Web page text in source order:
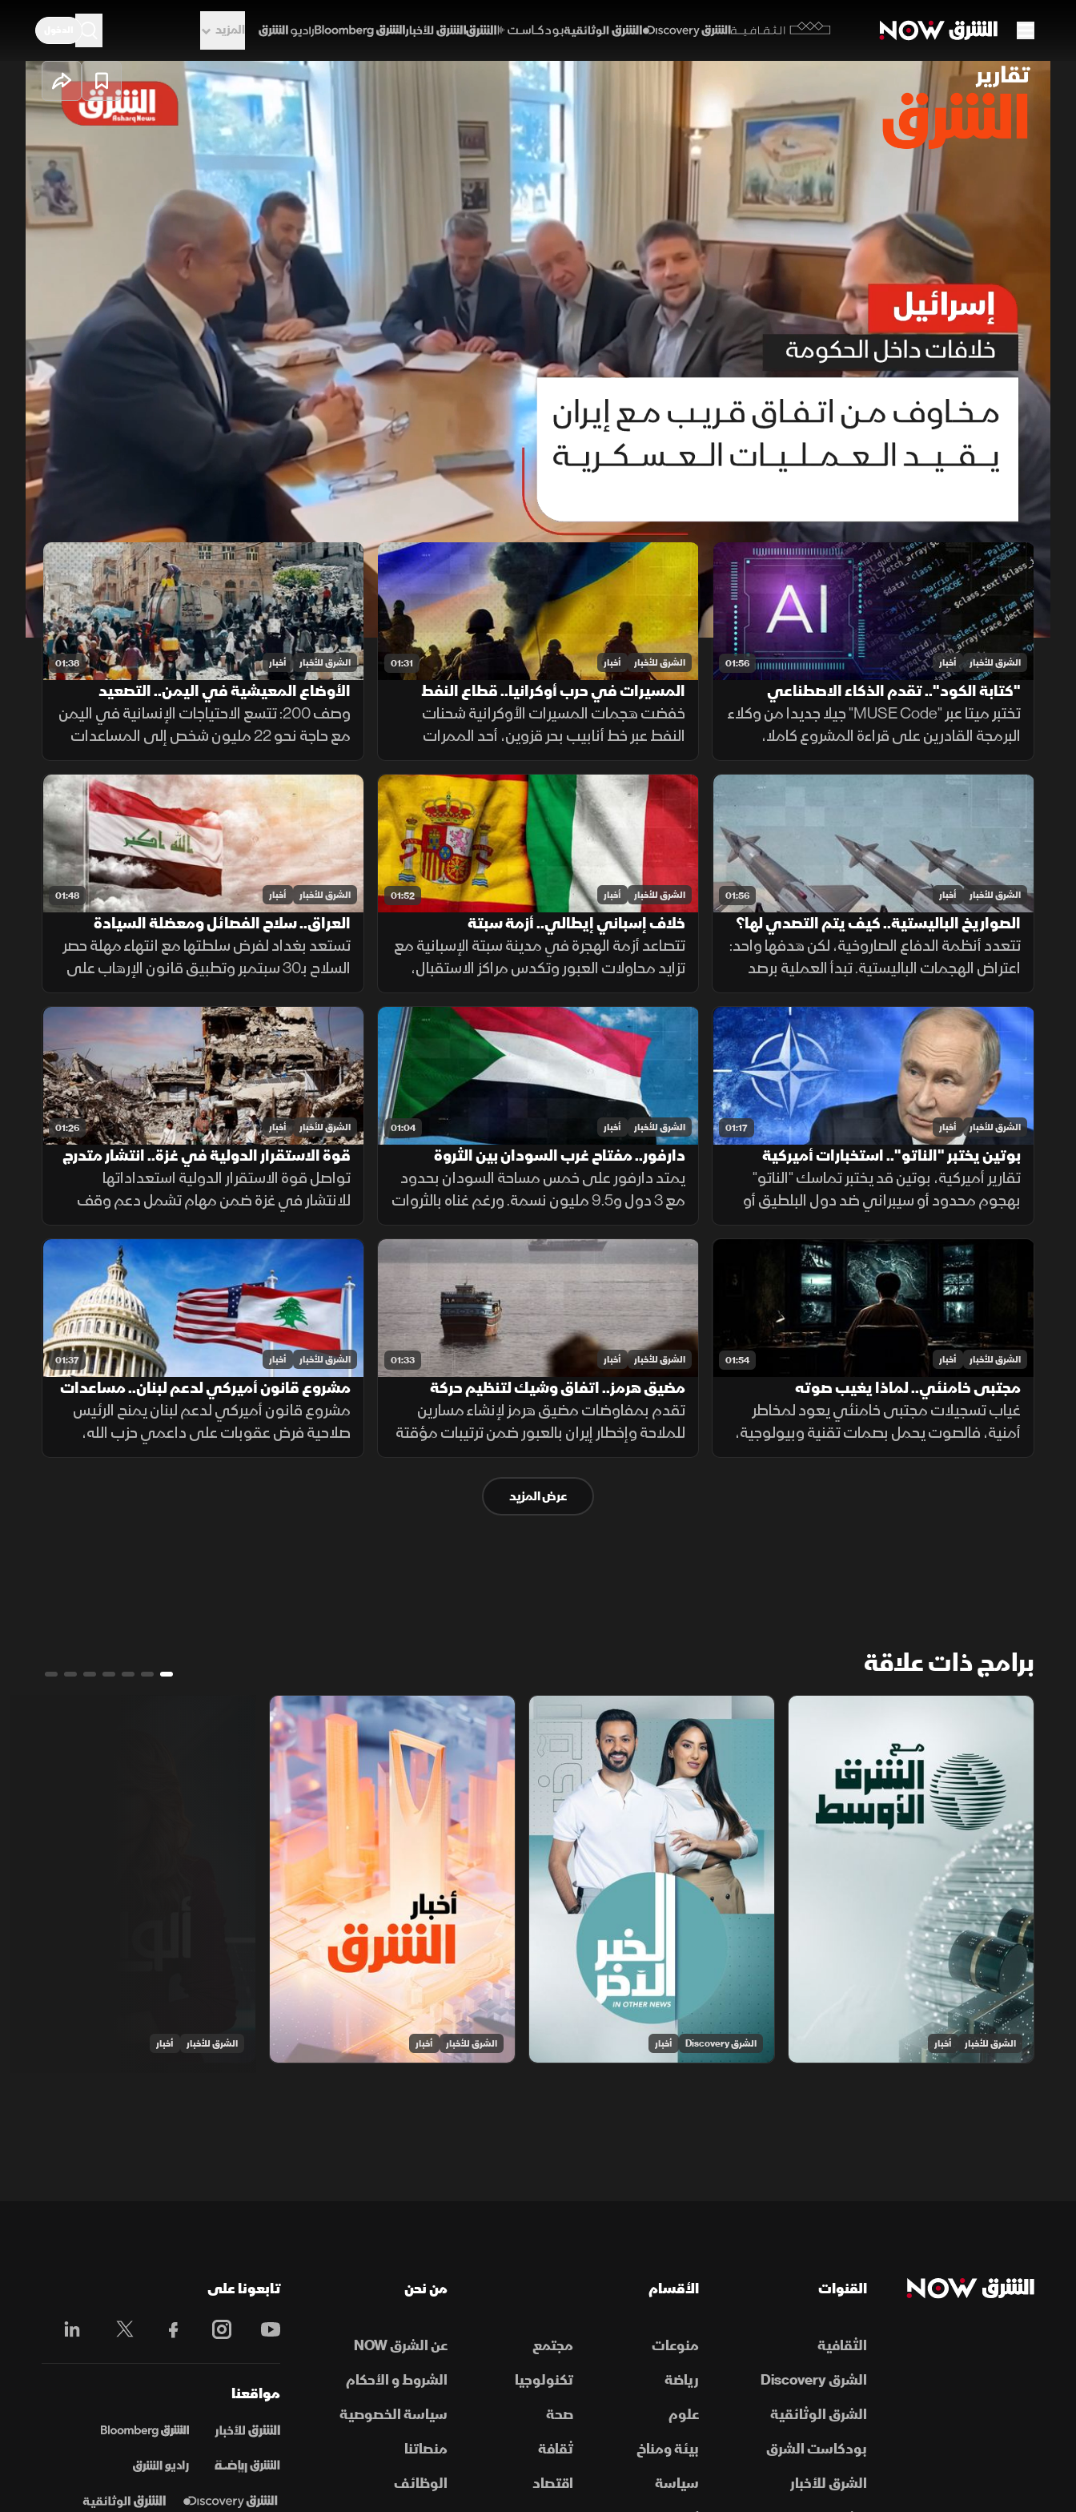
الثقافية
المزيد
00:12/01:33 1x auto
إسرائيل.. خلافات داخل الحكومة
26 مايو 2026 01:33
تقارير الشرق
تتصاعد الخلافات داخل الحكومة الإسرائيلية حول التعامل مع حزب الله، وسط مخاوف من اتفاق أميركي إيراني
قد يحد من العمليات العسكرية في جنوب لبنان. وبين دعوات لتوسيع الحرب واحتلال مناطق حتى نهر الزهراني،
وسجالات داخل المجلس الأمني بشأن الرد على هجمات الحزب، يطالب الجيش الإسرائيلي بهامش عملياتي
أوسع.
برامج الشرق الإخبارية (ملحق) تقارير الشرق لبنان إسرائيل حزب الله
حلقات الموسم 2026
01:56 الشرق للأخبار أخبار
"كتابة الكود".. تقدم الذكاء الاصطناعي
تختبر ميتا عبر "MUSE Code" جيلا جديدا من وكلاء
البرمجة القادرين على قراءة المشروع كاملا،
وتقسيم المهام وتشغيل الأدوات والاختبارات،
مع تنفيذ عدة عمليات بالتوازي.
01:31 الشرق للأخبار أخبار
المسيرات في حرب أوكرانيا.. قطاع النفط
يتأثر بسبب الهجمات
خفضت هجمات المسيرات الأوكرانية شحنات
النفط عبر خط أنابيب بحر قزوين، أحد الممرات
الرئيسية لصادرات كازاخستان، ما أضاف ضغوطا
جديدة على أسواق الطاقة والنقل البحري.
01:38 الشرق للأخبار أخبار
الأوضاع المعيشية في اليمن.. التصعيد
الحوثي يعمق الأزمةوصف 200: تتسع الاحتياجات الإنسانية في اليمن
مع حاجة نحو 22 مليون شخص إلى المساعدات
والحماية، وسط تفاقم انعدام الأمن الغذائي
ونقص حاد في تمويل خطة الاستجابة الإنسانية
01:56 الشرق للأخبار أخبار
الصواريخ الباليستية.. كيف يتم التصدي لها؟
تتعدد أنظمة الدفاع الصاروخية، لكن هدفها واحد:
اعتراض الهجمات الباليستية. تبدأ العملية برصد
الصاروخ عبر الأقمار الصناعية والرادارات، ثم حساب
مساره وإطلاق صاروخ اعتراضي، مع طبقات
دفاعية أخرى
01:52 الشرق للأخبار أخبار
خلاف إسباني إيطالي.. أزمة سبتة
تتصاعد أزمة الهجرة في مدينة سبتة الإسبانية مع
تزايد محاولات العبور وتكدس مراكز الاستقبال،
فيما تواصل السلطات ملاحقة شبكات التهريب
وسط تداعيات إنسانية وأمنية تمتد إلى الساحة
الأوروبية.
01:48 الشرق للأخبار أخبار
العراق.. سلاح الفصائل ومعضلة السيادة
تستعد بغداد لفرض سلطتها مع انتهاء مهلة حصر
السلاح بـ30 سبتمبر وتطبيق قانون الإرهاب على
المخالفين، وسط تجاوب فصائل وتسليم مقرها،
مقابل رفض أخرى كـ"كتائب حزب الله" لربطها
الملف بالصراع الإقليمي.
01:17 الشرق للأخبار أخبار
بوتين يختبر "الناتو".. استخبارات أميركية
تقارير أميركية، بوتين قد يختبر تماسك "الناتو"
بهجوم محدود أو سيبراني ضد دول البلطيق أو
بولندا للتشكيك بالمادة الـ5، في حال فشله
بتأمين مخرج يحفظ ماء الوجه بأوكرانيا خلال
السنوات القادمة.
01:04 الشرق للأخبار أخبار
دارفور.. مفتاح غرب السودان بين الثروة
والمأساة
يمتد دارفور على خمس مساحة السودان بحدود
مع 3 دول و9.5 مليون نسمة. ورغم غناه بالثروات
الحيوانية والمعدنية وجبل مرة، يعاني كارثة
إنسانية وجرائم حرب منذ 2003، أحيلت للجنائية
الدولية عام 2005.
01:26 الشرق للأخبار أخبار
قوة الاستقرار الدولية في غزة.. انتشار متدرج
وتحديات معقدة
تواصل قوة الاستقرار الدولية استعداداتها
للانتشار في غزة ضمن مهام تشمل دعم وقف
إطلاق النار وتأمين المساعدات وتدريب الشرطة
المدنية، وسط تحديات سياسية وأمنية معقدة.
01:54 الشرق للأخبار أخبار
مجتبى خامنئي.. لماذا يغيب صوته
غياب تسجيلات مجتبى خامنئي يعود لمخاطر
أمنية، فالصوت يحمل بصمات تقنية وبيولوجية،
ويكشف للتحليل الاستخباراتي مكان التسجيل،
01:33 الشرق للأخبار أخبار
مضيق هرمز.. اتفاق وشيك لتنظيم حركة
الملاحة
تقدم بمفاوضات مضيق هرمز لإنشاء مسارين
للملاحة وإخطار إيران بالعبور ضمن ترتيبات مؤقتة
لـ60 يوماً لعودة النفط، وسط حذر إيراني واشتراط
أميركي بحرية الملاحة دون قيود.
01:37 الشرق للأخبار أخبار
مشروع قانون أميركي لدعم لبنان.. مساعدات
وعقوبات
مشروع قانون أميركي لدعم لبنان يمنح الرئيس
صلاحية فرض عقوبات على داعمي حزب الله،
ويربط أكثر من نصف المساعدات بتقدم بيروت
عرض المزيد
برامج ذات علاقة
مع الشرق الأوسط
الشرق للأخبار أخبار
الخبر الآخر
الشرق Discovery أخبار
أخبار الشرق
الشرق للأخبار أخبار الشرق للأخبار أخبار
القنوات
الثقافية
الشرق Discovery
الشرق الوثائقية
بودكاست الشرق
الشرق للأخبار
الأقسام
منوعات
مجتمع
رياضة
تكنولوجيا
علوم
صحة
بيئة ومناخ
ثقافة
سياسة
اقتصاد
من نحن
عن الشرق NOW
الشروط و الأحكام
سياسة الخصوصية
منصاتنا
الوظائف
تابعونا على
مواقعنا